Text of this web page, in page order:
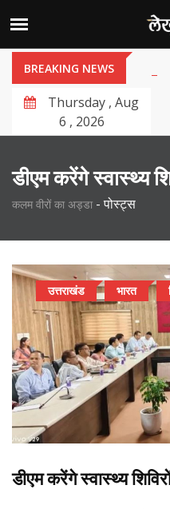
BREAKING NEWS
Thursday , Aug
6 , 2026
डीएम करेंगे स्वास्थ्य
कलम वीरों का अड्डा - पोस्ट्स
उत्तराखंड भारत
डीएम करेंगे स्वास्थ्य